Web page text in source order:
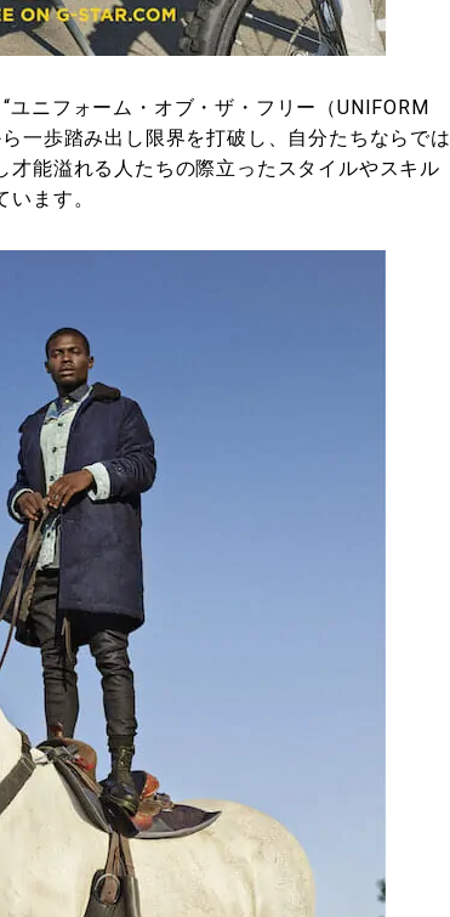
ユニフォーム・オブ・ザ・フリー（UNIFORM
一歩踏み出し限界を打破し、自分たちならでは
能溢れる人たちの際立ったスタイルやスキル
ます。